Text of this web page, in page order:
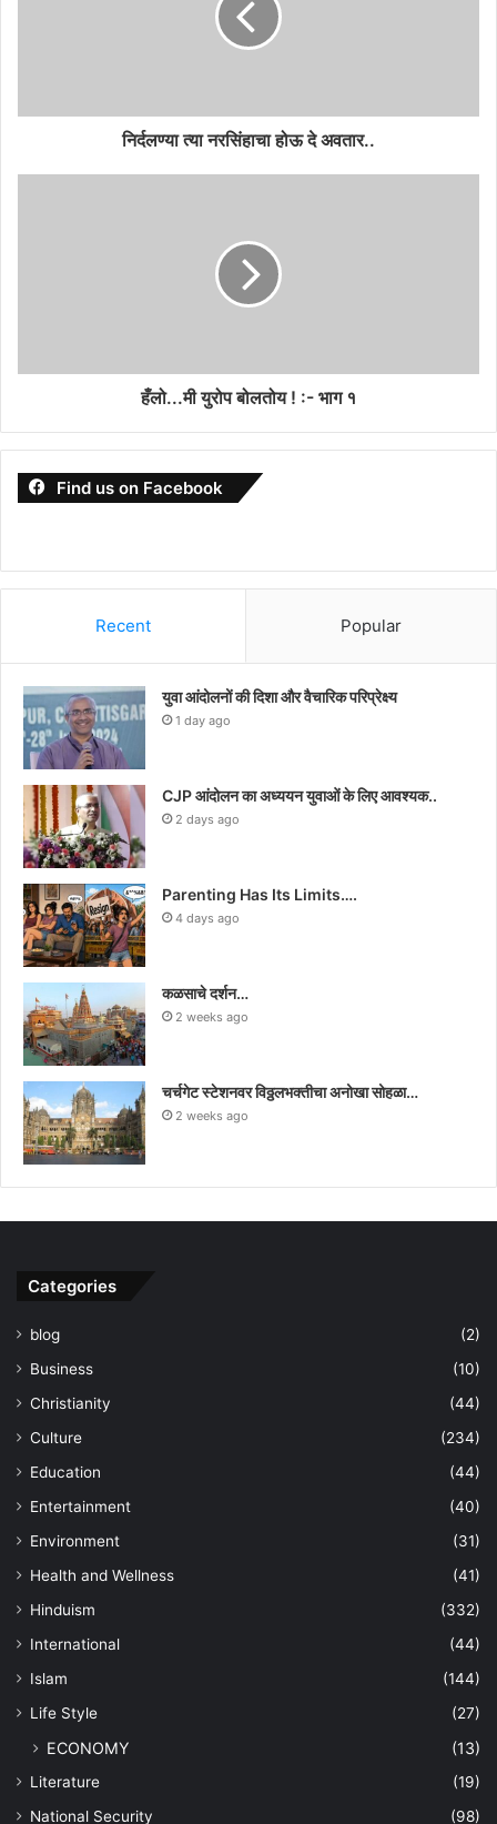
निर्दलण्या त्या नरसिंहाचा होऊ दे अवतार..
हँलो...मी युरोप बोलतोय ! :- भाग १
Find us on Facebook
Recent Popular
युवा आंदोलनों की दिशा और वैचारिक परिप्रेक्ष्य
1 day ago
CJP आंदोलन का अध्ययन युवाओं के लिए आवश्यक..
2 days ago
Parenting Has Its Limits….
4 days ago
कळसाचे दर्शन…
2 weeks ago
चर्चगेट स्टेशनवर विठ्ठलभक्तीचा अनोखा सोहळा…
2 weeks ago
Categories
blog
(2)
Business
(10)
Christianity
(44)
Culture
(234)
Education
(44)
Entertainment
(40)
Environment
(31)
Health and Wellness
(41)
Hinduism
(332)
International
(44)
Islam
(144)
Life Style
(27)
ECONOMY (13)
Literature
(19)
National Security
(98)